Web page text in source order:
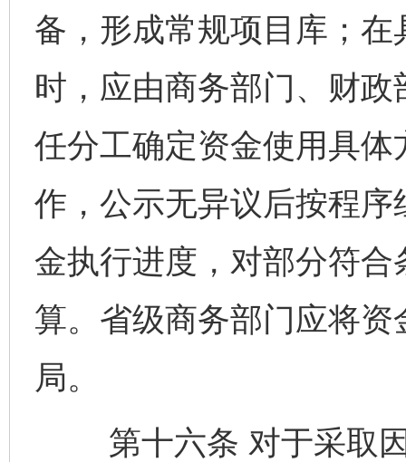
备，形成常规项目库；
时，应由商务部门、财
任分工确定资金使用具
作，公示无异议后按程
金执行进度，对部分符
算。省级商务部门应将
局。
第十六条 对于采取因